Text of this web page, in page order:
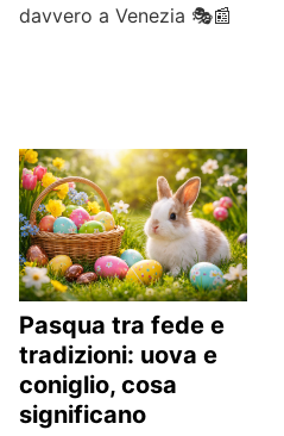
davvero a Venezia 🎭📰
Pasqua tra fede e
tradizioni: uova e
coniglio, cosa
significano